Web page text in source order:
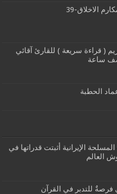
الاخلاق-39
( قراءة سريعة ) للقارئ آقائي
ساعة
الحطبة
الإيرانية أثبتت قدراتها في
العالم
فرصةٌ للتدبر في القرآن